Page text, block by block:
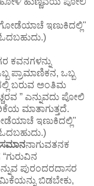
ಇಣುಕಿದಲ್ಲಿ"
ಓದಬಹುದು.)
ಕವನಗಳನ್ನು
ಪ್ರಾಮಾಣಿಕನ, ಒಬ್ಬ
ಬರುವ ಅಂತಿಮ
” ಎನ್ನುವದು ಪೋಲಿ
ಮಾತಾಗುತ್ತದೆ.
ಇಣುಕಿದಲ್ಲಿ"
ಓದಬಹುದು.)
ಸಮಾನನಾಗುವತನಕ
ಪುರಂದರದಾಸರ
ಬಿಡಬೇಕು,